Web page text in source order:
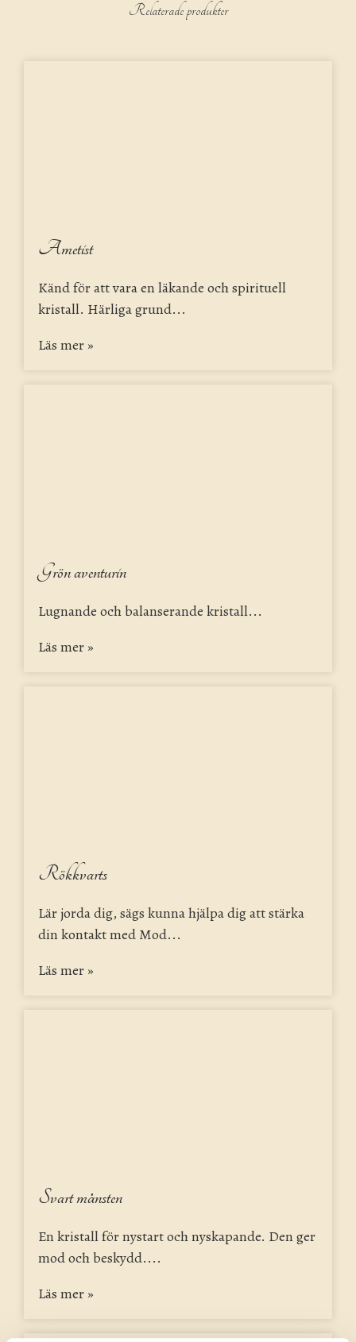
Relaterade produkter
Ametist
Känd för att vara en läkande och spirituell
kristall. Härliga grund...
Läs mer »
Grön aventurin
Lugnande och balanserande kristall...
Läs mer »
Rökkvarts
Lär jorda dig, sägs kunna hjälpa dig att stärka
din kontakt med Mod...
Läs mer »
Svart månsten
En kristall för nystart och nyskapande. Den ger
mod och beskydd....
Läs mer »